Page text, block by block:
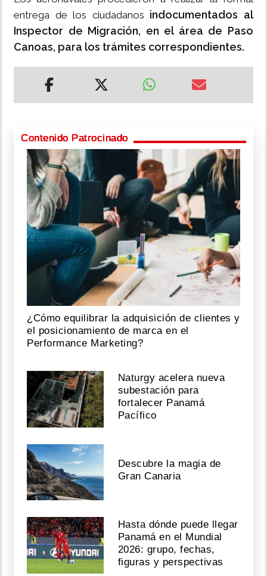
entrega de los ciudadanos indocumentados al
Inspector de Migración, en el área de Paso
Canoas, para los trámites correspondientes.
Contenido Patrocinado
¿Cómo equilibrar la adquisición de clientes y
el posicionamiento de marca en el
Performance Marketing?
Naturgy acelera nueva
subestación para
fortalecer Panamá
Pacífico
Descubre la magia de
Gran Canaria
Hasta dónde puede llegar
Panamá en el Mundial
2026: grupo, fechas,
figuras y perspectivas